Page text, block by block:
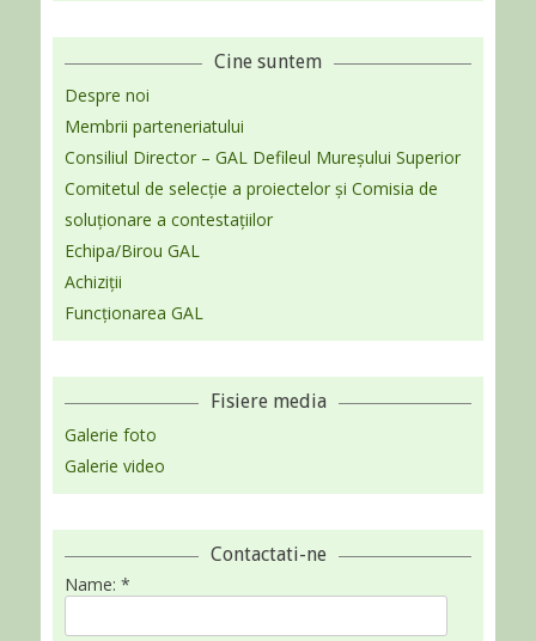
Cine suntem
Despre noi
Membrii parteneriatului
Consiliul Director – GAL Defileul Mureșului Superior
Comitetul de selecție a proiectelor și Comisia de
soluționare a contestațiilor
Echipa/Birou GAL
Achiziții
Funcționarea GAL
Fisiere media
Galerie foto
Galerie video
Contactati-ne
Name: *